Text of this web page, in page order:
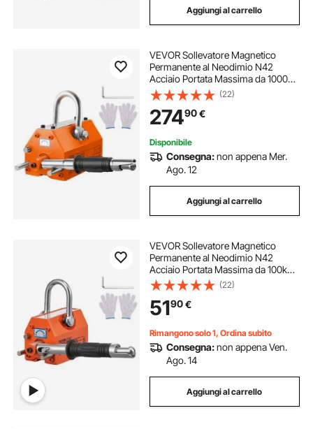
Aggiungi al carrello
VEVOR Sollevatore Magnetico
Permanente al Neodimio N42
Acciaio Portata Massima da 1000kg
Dimensioni Base 256x133x139
mm, Sollevatore a Magneti
Permanenti Fattore di Sicurezza 2,5
Forza Trazione 2500kg
(22)
27490€
Disponibile
Consegna:non appena Mer.
Ago. 12
Aggiungi al carrello
VEVOR Sollevatore Magnetico
Permanente al Neodimio N42
Acciaio Portata Massima da 100kg
Dimensioni Base 92x61x73 mm,
Sollevatore a Magneti Permanenti
Fattore di Sicurezza 2,5 Forza di
Trazione 250 kg
(22)
5190€
Rimangono solo 1, Ordina subito
Consegna:non appena Ven.
Ago. 14
Aggiungi al carrello